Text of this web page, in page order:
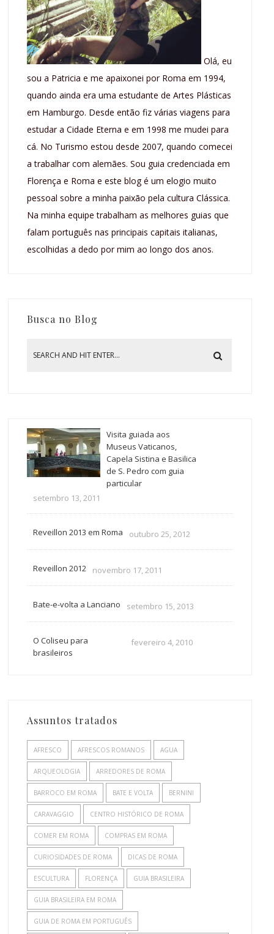
Olá, eu
sou a Patricia e me apaixonei por Roma em 1994,
quando ainda era uma estudante de Artes Plásticas
em Hamburgo. Desde então fiz várias viagens para
estudar a Cidade Eterna e em 1998 me mudei para
cá. No Turismo estou desde 2007, quando comecei
a trabalhar com alemães. Sou guia credenciada em
Florença e Roma e este blog é um elogio muito
pessoal sobre a minha paixão pela cultura Clássica.
Na minha equipe trabalham as melhores guias que
falam português nas principais capitais italianas,
escolhidas a dedo por mim ao longo dos anos.
Busca no Blog
Visita guiada aos
Museus Vaticanos,
Capela Sistina e Basilica
de S. Pedro com guia
particular
setembro 13, 2011
Reveillon 2013 em Roma outubro 25, 2012
Reveillon 2012 novembro 17, 2011
Bate-e-volta a Lanciano setembro 15, 2013
O Coliseu para
brasileiros
fevereiro 4, 2010
Assuntos tratados
AFRESCO AFRESCOS ROMANOS AGUA
ARQUEOLOGIA ARREDORES DE ROMA
BARROCO EM ROMA BATE E VOLTA BERNINI
CARAVAGGIO CENTRO HISTÓRICO DE ROMA
COMER EM ROMA COMPRAS EM ROMA
CURIOSIDADES DE ROMA DICAS DE ROMA
ESCULTURA FLORENÇA GUIA BRASILEIRA
GUIA BRASILEIRA EM ROMA
GUIA DE ROMA EM PORTUGUÊS